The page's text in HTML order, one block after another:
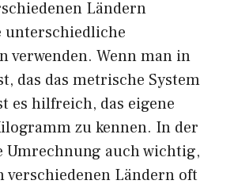
Ländern
unterschiedliche
verwenden. Wenn man in
das das metrische System
es hilfreich, das eigene
zu kennen. In der
Umrechnung auch wichtig,
verschiedenen Ländern oft